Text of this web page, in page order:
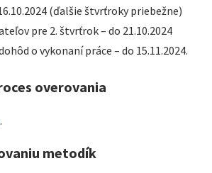
(ďalšie štvrťroky priebežne)
pre 2. štvrťrok – do 21.10.2024
o vykonaní práce – do 15.11.2024.
overovania
.
metodík